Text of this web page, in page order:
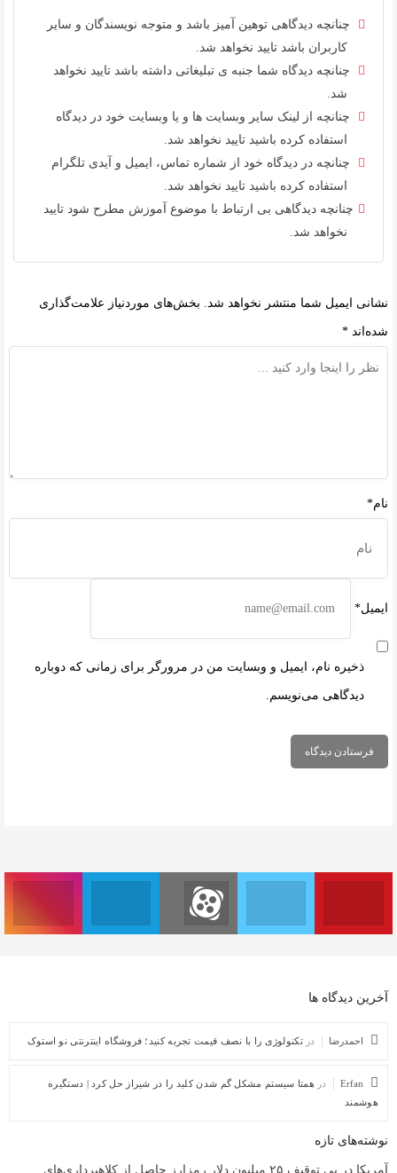
چنانچه دیدگاهی توهین آمیز باشد و متوجه نویسندگان و سایر
کاربران باشد تایید نخواهد شد.
چنانچه دیدگاه شما جنبه ی تبلیغاتی داشته باشد تایید نخواهد
شد.
چنانچه از لینک سایر وبسایت ها و یا وبسایت خود در دیدگاه
استفاده کرده باشید تایید نخواهد شد.
چنانچه در دیدگاه خود از شماره تماس، ایمیل و آیدی تلگرام
استفاده کرده باشید تایید نخواهد شد.
چنانچه دیدگاهی بی ارتباط با موضوع آموزش مطرح شود تایید
نخواهد شد.
نشانی ایمیل شما منتشر نخواهد شد. بخش‌های موردنیاز علامت‌گذاری
شده‌اند *
نام*
ایمیل*
ذخیره نام، ایمیل و وبسایت من در مرورگر برای زمانی که دوباره
دیدگاهی می‌نویسم.
آخرین دیدگاه ها
احمدرضا در تکنولوژی را با نصف قیمت تجربه کنید؛ فروشگاه اینترنتی نو استوک
Erfan در همتا سیستم مشکل گم شدن کلید را در شیراز حل کرد | دستگیره
هوشمند
نوشته‌های تازه
آمریکا در پی توقیف ۲۵ میلیون دلار رمزارز حاصل از کلاهبرداری‌های